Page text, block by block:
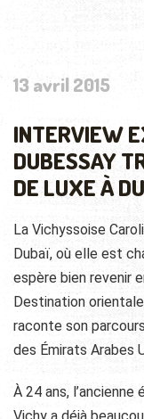
13 avril 2015
INTERVIEW
DUBESSAY
DE LUXE À
La Vichyssoise
Dubaï, où elle est
espère bien revenir
Destination
raconte son
des Émirats Arabes
À 24 ans,